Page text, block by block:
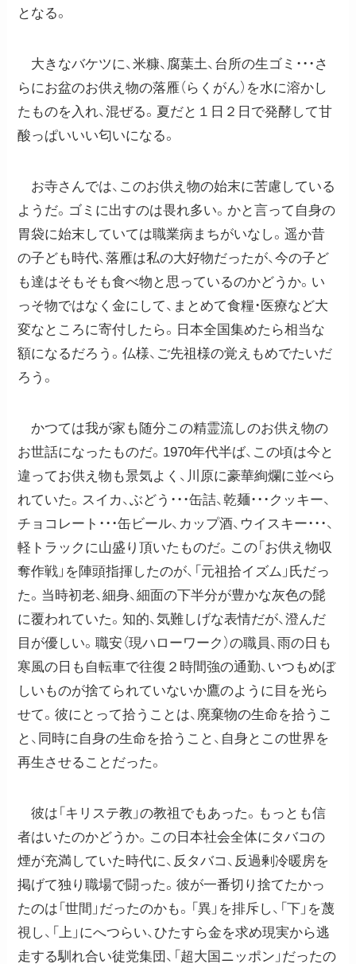
となる。
大きなバケツに、米糠、腐葉土、台所の生ゴミ・・・さ
らにお盆のお供え物の落雁（らくがん）を水に溶かし
たものを入れ、混ぜる。夏だと１日２日で発酵して甘
酸っぱいいい匂いになる。
お寺さんでは、このお供え物の始末に苦慮している
ようだ。ゴミに出すのは畏れ多い。かと言って自身の
胃袋に始末していては職業病まちがいなし。遥か昔
の子ども時代、落雁は私の大好物だったが、今の子ど
も達はそもそも食べ物と思っているのかどうか。い
っそ物ではなく金にして、まとめて食糧・医療など大
変なところに寄付したら。日本全国集めたら相当な
額になるだろう。仏様、ご先祖様の覚えもめでたいだ
ろう。
かつては我が家も随分この精霊流しのお供え物の
お世話になったものだ。1970年代半ば、この頃は今と
違ってお供え物も景気よく、川原に豪華絢爛に並べら
れていた。スイカ、ぶどう・・・缶詰、乾麺・・・クッキー、
チョコレート・・・缶ビール、カップ酒、ウイスキー・・・、
軽トラックに山盛り頂いたものだ。この「お供え物収
奪作戦」を陣頭指揮したのが、「元祖拾イズム」氏だっ
た。当時初老、細身、細面の下半分が豊かな灰色の髭
に覆われていた。知的、気難しげな表情だが、澄んだ
目が優しい。職安（現ハローワーク）の職員、雨の日も
寒風の日も自転車で往復２時間強の通勤、いつもめぼ
しいものが捨てられていないか鷹のように目を光ら
せて。彼にとって拾うことは、廃棄物の生命を拾うこ
と、同時に自身の生命を拾うこと、自身とこの世界を
再生させることだった。
彼は「キリステ教」の教祖でもあった。もっとも信
者はいたのかどうか。この日本社会全体にタバコの
煙が充満していた時代に、反タバコ、反過剰冷暖房を
掲げて独り職場で闘った。彼が一番切り捨てたかっ
たのは「世間」だったのかも。「異」を排斥し、「下」を蔑
視し、「上」にへつらい、ひたすら金を求め現実から逃
走する馴れ合い徒党集団、「超大国ニッポン」だったの